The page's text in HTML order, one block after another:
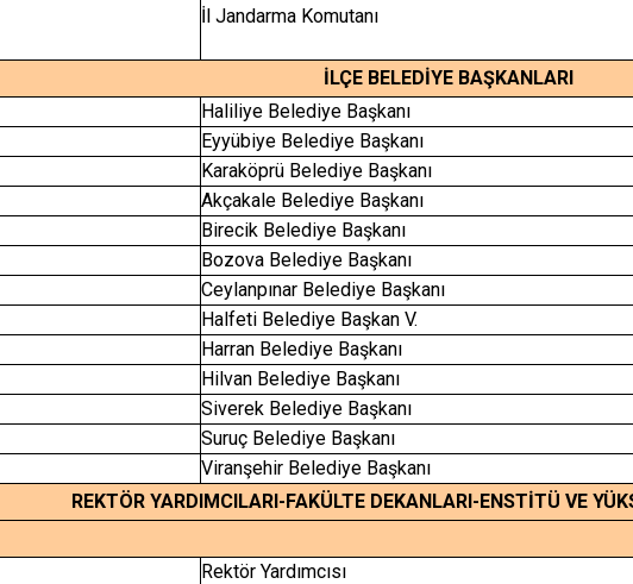
İl Jandarma Komutanı
İLÇE BELEDİYE BAŞKANLARI
Haliliye Belediye Başkanı
Eyyübiye Belediye Başkanı
Karaköprü Belediye Başkanı
Akçakale Belediye Başkanı
Birecik Belediye Başkanı
Bozova Belediye Başkanı
Ceylanpınar Belediye Başkanı
Halfeti Belediye Başkan V.
Harran Belediye Başkanı
Hilvan Belediye Başkanı
Siverek Belediye Başkanı
Suruç Belediye Başkanı
Viranşehir Belediye Başkanı
REKTÖR YARDIMCILARI-FAKÜLTE DEKANLARI-ENSTİTÜ VE
Rektör Yardımcısı